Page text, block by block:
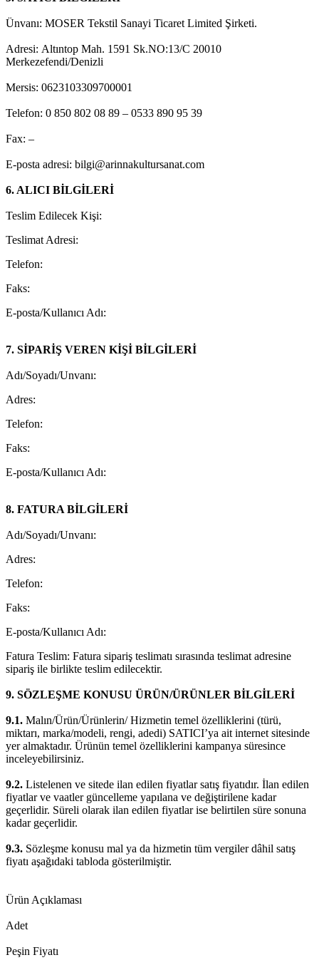
Ünvanı: MOSER Tekstil Sanayi Ticaret Limited Şirketi.
Adresi: Altıntop Mah. 1591 Sk.NO:13/C 20010
Merkezefendi/Denizli
Mersis: 0623103309700001
Telefon: 0 850 802 08 89 – 0533 890 95 39
Fax: –
E-posta adresi: bilgi@arinnakultursanat.com
6. ALICI BİLGİLERİ
Teslim Edilecek Kişi:
Teslimat Adresi:
Telefon:
Faks:
E-posta/Kullanıcı Adı:
7. SİPARİŞ VEREN KİŞİ BİLGİLERİ
Adı/Soyadı/Unvanı:
Adres:
Telefon:
Faks:
E-posta/Kullanıcı Adı:
8. FATURA BİLGİLERİ
Adı/Soyadı/Unvanı:
Adres:
Telefon:
Faks:
E-posta/Kullanıcı Adı:
Fatura Teslim: Fatura sipariş teslimatı sırasında teslimat adresine
sipariş ile birlikte teslim edilecektir.
9. SÖZLEŞME KONUSU ÜRÜN/ÜRÜNLER BİLGİLERİ
9.1. Malın/Ürün/Ürünlerin/ Hizmetin temel özelliklerini (türü,
miktarı, marka/modeli, rengi, adedi) SATICI’ya ait internet sitesinde
yer almaktadır. Ürünün temel özelliklerini kampanya süresince
inceleyebilirsiniz.
9.2. Listelenen ve sitede ilan edilen fiyatlar satış fiyatıdır. İlan edilen
fiyatlar ve vaatler güncelleme yapılana ve değiştirilene kadar
geçerlidir. Süreli olarak ilan edilen fiyatlar ise belirtilen süre sonuna
kadar geçerlidir.
9.3. Sözleşme konusu mal ya da hizmetin tüm vergiler dâhil satış
fiyatı aşağıdaki tabloda gösterilmiştir.
Ürün Açıklaması
Adet
Peşin Fiyatı